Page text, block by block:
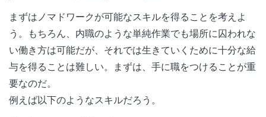
まずはノマドワークが可能なスキルを得ることを考えよ
う。もちろん、内職のような単純作業でも場所に囚われな
い働き方は可能だが、それでは生きていくために十分な給
与を得ることは難しい。まずは、手に職をつけることが重
要なのだ。
例えば以下のようなスキルだろう。